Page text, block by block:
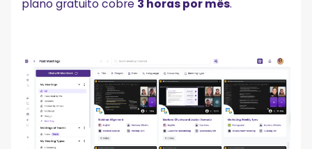
plano gratuito cobre 3 horas por mês.